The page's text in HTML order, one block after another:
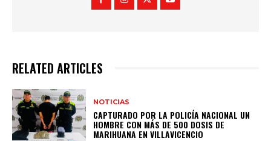
RELATED ARTICLES
NOTICIAS
CAPTURADO POR LA POLICÍA NACIONAL UN
HOMBRE CON MÁS DE 500 DOSIS DE
MARIHUANA EN VILLAVICENCIO